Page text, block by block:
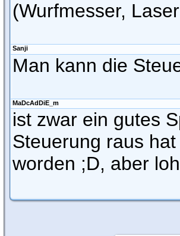
(Wurfmesser,
Sanji
Man kann die
MaDcAdDiE_m
ist zwar ein gutes
Steuerung raus
worden ;D, aber